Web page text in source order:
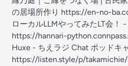
の居場所作り https://en-no-
ローカルLLMやってみたLT会！
https://hannari-
Huxe - ちえラジ Chat ポッドキ
https://listen.style/p/